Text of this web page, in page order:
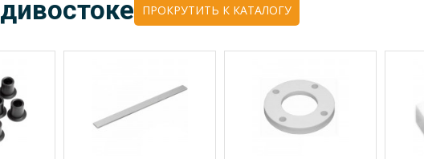
ПРОКРУТИТЬ К КАТАЛОГУ